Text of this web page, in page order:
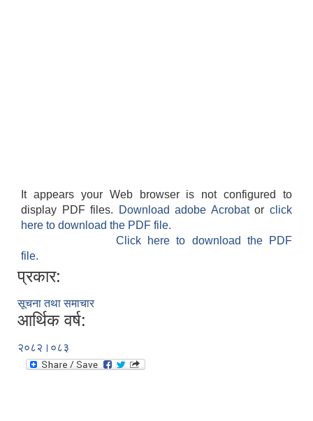
It appears your Web browser is not configured to
display PDF files.
Download adobe Acrobatorclick
here to download the PDF file.
Click here to download the PDF
file.
प्रकार:
सूचना तथा समाचार
आर्थिक वर्ष:
२०८२।०८३